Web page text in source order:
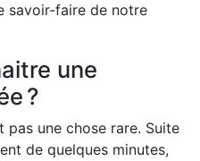
savoir-faire de notre
une
?
pas une chose rare. Suite
de quelques minutes,